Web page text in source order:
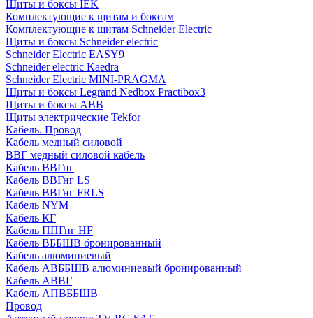
Щиты и боксы IEK
Комплектующие к щитам и боксам
Комплектующие к щитам Schneider Electric
Щиты и боксы Schneider electric
Schneider Electric EASY9
Schneider electric Kaedra
Schneider Electric MINI-PRAGMA
Щиты и боксы Legrand Nedbox Practibox3
Щиты и боксы ABB
Щиты электрические Tekfor
Кабель. Провод
Кабель медный силовой
ВВГ медный силовой кабель
Кабель ВВГнг
Кабель ВВГнг LS
Кабель ВВГнг FRLS
Кабель NYM
Кабель КГ
Кабель ППГнг HF
Кабель ВББШВ бронированный
Кабель алюминиевый
Кабель АВББШВ алюминиевый бронированный
Кабель АВВГ
Кабель АПВББШВ
Провод